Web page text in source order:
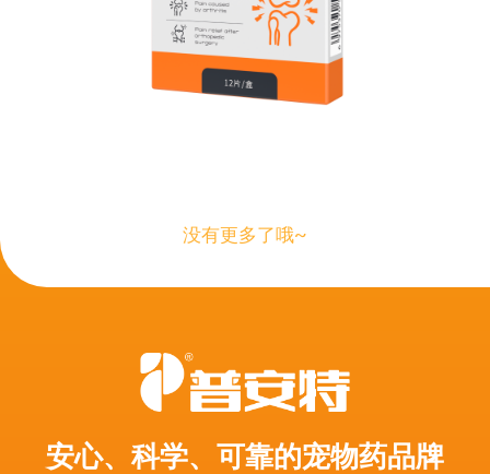
没有更多了哦~
安心、科学、可靠的宠物药品牌